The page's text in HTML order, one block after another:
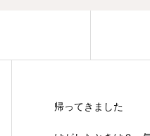
帰ってきました